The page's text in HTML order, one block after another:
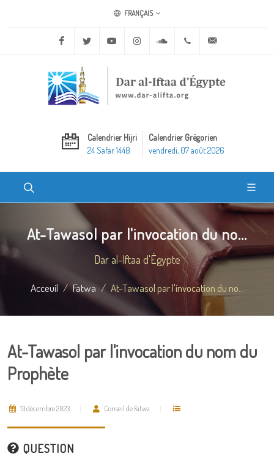
FRANÇAIS
Facebook Twitter Youtube Instagram Soundcloud+20 2 25970400
Calendrier Hijri
24 Safar 1448
Calendrier Grégorien
vendredi, 07 août 2026
At-Tawasol par l'invocation du no...
Dar al-Iftaa d'Égypte
Acceuil Fatwa At-Tawasol par l'invocation du no...
At-Tawasol par l'invocation du nom du
Prophète
13 décembre 2023 Conseil de Fatwa
QUESTION